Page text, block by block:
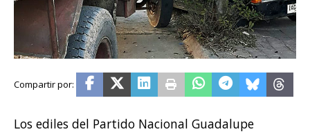
Los ediles del Partido Nacional Guadalupe